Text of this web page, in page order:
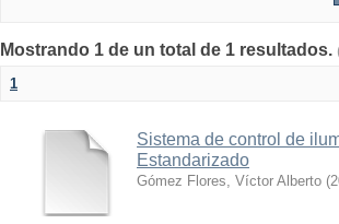
Mostrando 1 de un total de 1 resultados.
1
Sistema de control de
Estandarizado
Gómez Flores, Víctor Alberto (